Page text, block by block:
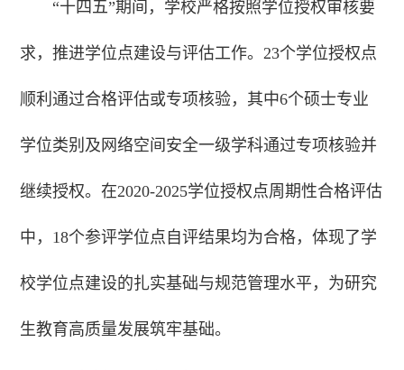
“十四五”期间，学校严格按照学位授权审核要
求，推进学位点建设与评估工作。23个学位授权点
顺利通过合格评估或专项核验，其中6个硕士专业
学位类别及网络空间安全一级学科通过专项核验并
继续授权。在2020-2025学位授权点周期性合格评估
中，18个参评学位点自评结果均为合格，体现了学
校学位点建设的扎实基础与规范管理水平，为研究
生教育高质量发展筑牢基础。